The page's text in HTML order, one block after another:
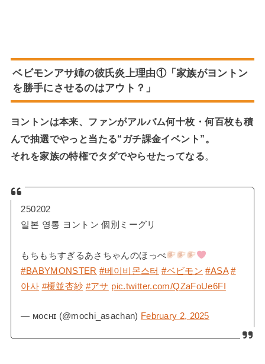
ベビモンアサ姉の彼氏炎上理由①「家族がヨントン
を勝手にさせるのはアウト？」
ヨントンは本来、 ファンがアルバム何十枚・何百枚も積
んで抽選でやっと当たる“ガチ課金イベント”。
それを家族の特権でタダでやらせたってなる。
250202
일본 영통 ヨントン 個別ミーグリ
もちもちすぎるあさちゃんのほっぺ
#BABYMONSTER #베이비몬스터 #ベビモン #ASA #
아사 #榎並杏紗 #アサ pic.twitter.com/QZaFoUe6FI
— ᴍᴏᴄʜɪ (@mochi_asachan) February 2, 2025